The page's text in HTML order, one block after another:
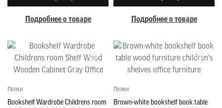
Подробнее о товаре Подробнее о товаре
Полки
Bookshelf Wardrobe Childrens room
Полки
Brown-white bookshelf book table